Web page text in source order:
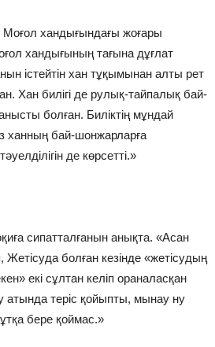
Моғол хандығындағы жоғары
хандығының тағына дұғлат
істейтін хан тұқымынан алты рет
Хан билігі де рулық-тайпалық бай-
болған. Биліктің мұндай
ханның бай-шонжарларға
де көрсетті.»
сипатталғанын анықта. «Асан
болған кезінде «жетісудың
екі сұлтан келіп ораналасқан
теріс қойыпты, мынау ну
бере қоймас.»